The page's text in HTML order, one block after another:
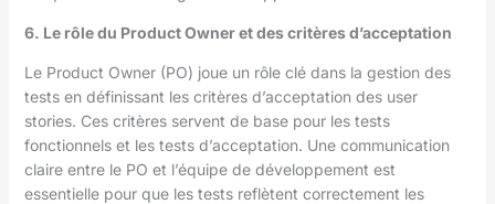
6. Le rôle du Product Owner et des critères d’acceptation
Le Product Owner (PO) joue un rôle clé dans la gestion des
tests en définissant les critères d’acceptation des user
stories. Ces critères servent de base pour les tests
fonctionnels et les tests d’acceptation. Une communication
claire entre le PO et l’équipe de développement est
essentielle pour que les tests reflètent correctement les